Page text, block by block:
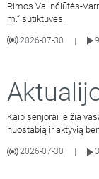
Rimos Valinčiūtės-
m.“ sutiktuvės.
2026-07-30 |
9
Kaip senjorai leižia
nuostabią ir aktyvią
2026-07-30